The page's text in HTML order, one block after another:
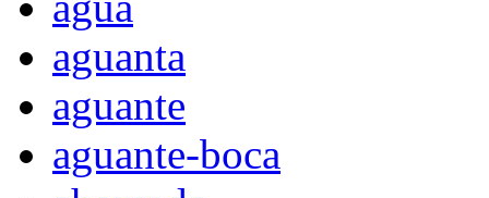
aguanta
aguante
aguante-boca